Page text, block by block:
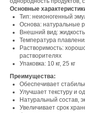
Основные
Тип: неионогенный
Основа: натуральные
Внешний вид:
Температура
Растворимость:
растворителях
Упаковка: 10 кг, 25 кг
Преимущества:
Обеспечивает
Улучшает текстуру и
Натуральный состав,
Увеличивает срок
Свяжитесь с нами